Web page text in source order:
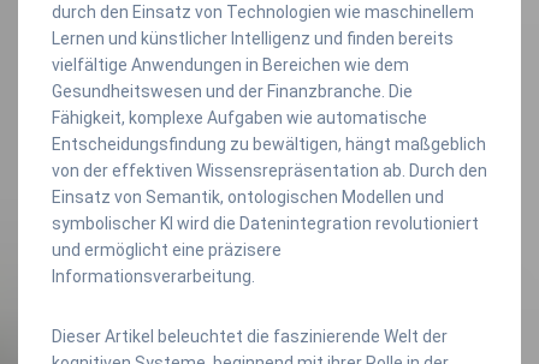
durch den Einsatz von Technologien wie maschinellem
Lernen und künstlicher Intelligenz und finden bereits
vielfältige Anwendungen in Bereichen wie dem
Gesundheitswesen und der Finanzbranche. Die
Fähigkeit, komplexe Aufgaben wie automatische
Entscheidungsfindung zu bewältigen, hängt maßgeblich
von der effektiven Wissensrepräsentation ab. Durch den
Einsatz von Semantik, ontologischen Modellen und
symbolischer KI wird die Datenintegration revolutioniert
und ermöglicht eine präzisere
Informationsverarbeitung.
Dieser Artikel beleuchtet die faszinierende Welt der